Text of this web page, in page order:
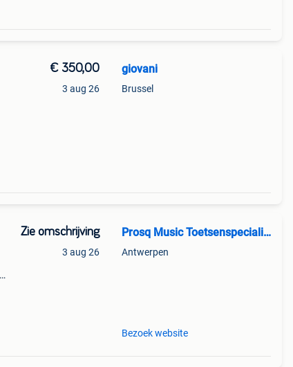
€ 350,00
3 aug 26
giovani
Brussel
Zie omschrijving
3 aug 26
Prosq Music Toetsenspecialist
Antwerpen
Bezoek website